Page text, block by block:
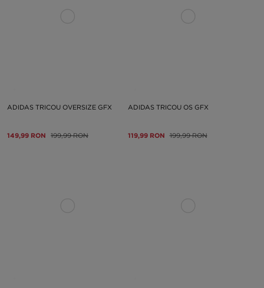
ADIDAS TRICOU OVERSIZE GFX
149,99 RON 199,99 RON
ADIDAS TRICOU OS GFX
119,99 RON 199,99 RON